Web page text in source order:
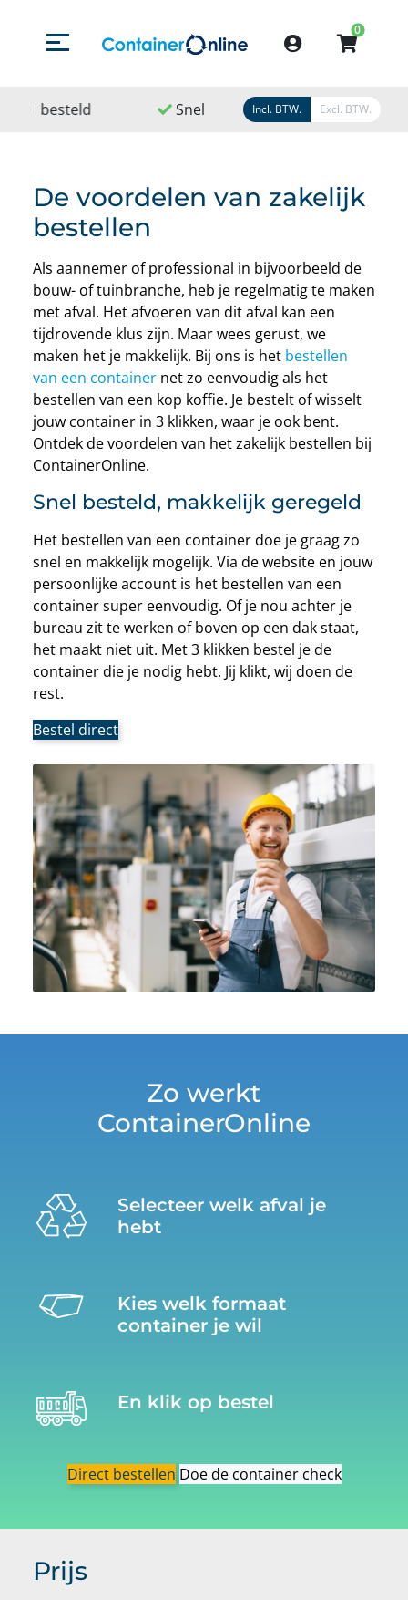
Menu openen/sluiten
Account
0
Snel geleverd Snel geregeld
Incl. BTW. Excl. BTW.
De voordelen van zakelijk
bestellen
Als aannemer of professional in bijvoorbeeld de
bouw- of tuinbranche, heb je regelmatig te maken
met afval. Het afvoeren van dit afval kan een
tijdrovende klus zijn. Maar wees gerust, we
maken het je makkelijk. Bij ons is het bestellen
van een container net zo eenvoudig als het
bestellen van een kop koffie. Je bestelt of wisselt
jouw container in 3 klikken, waar je ook bent.
Ontdek de voordelen van het zakelijk bestellen bij
ContainerOnline.
Snel besteld, makkelijk geregeld
Het bestellen van een container doe je graag zo
snel en makkelijk mogelijk. Via de website en jouw
persoonlijke account is het bestellen van een
container super eenvoudig. Of je nou achter je
bureau zit te werken of boven op een dak staat,
het maakt niet uit. Met 3 klikken bestel je de
container die je nodig hebt. Jij klikt, wij doen de
rest.
Bestel direct
Zo werkt
ContainerOnline
Selecteer welk afval je
hebt
Kies welk formaat
container je wil
En klik op bestel
Direct bestellen Doe de container check
Prijs